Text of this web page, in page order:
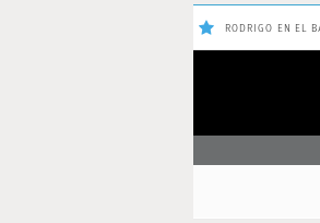
RODRIGO EN EL
ÚLTIMAS